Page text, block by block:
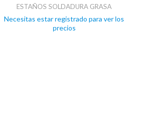
ESTAÑOS SOLDADURA GRASA
Necesitas estar registrado para ver los
precios